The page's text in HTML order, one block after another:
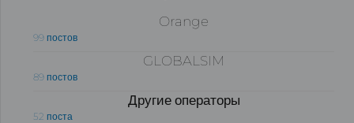
Orange
99 постов
GLOBALSIM
89 постов
Другие операторы
52 поста